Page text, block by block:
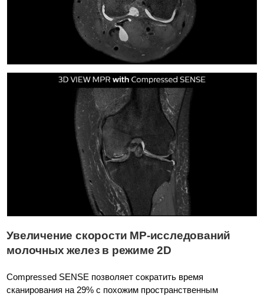
Увеличение скорости МР-исследований
молочных желез в режиме 2D
Compressed SENSE позволяет сократить время
сканирования на 29% с похожим пространственным